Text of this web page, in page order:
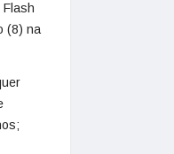
Flash
(8) na